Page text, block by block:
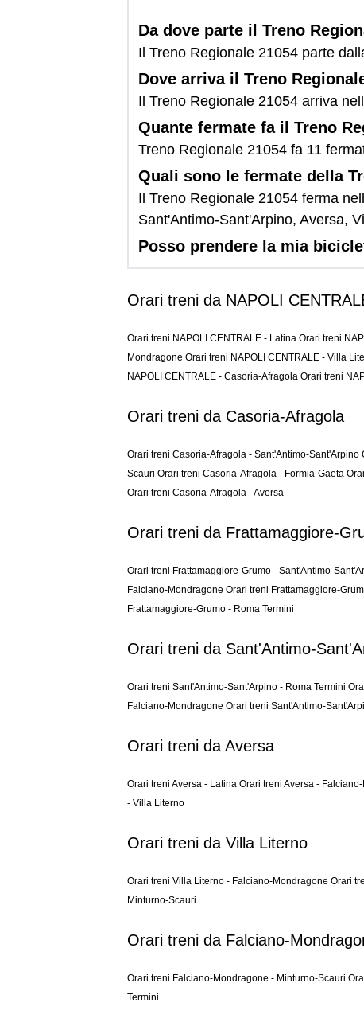
Da dove parte il Treno
Il Treno Regionale 21054 parte
Dove arriva il Treno
Il Treno Regionale 21054 arriva
Quante fermate fa il Treno
Treno Regionale 21054 fa 11
Quali sono le fermate della
Il Treno Regionale 21054 ferma
Sant'Antimo-Sant'Arpino, Aversa,
Posso prendere la mia
Orari treni da NAPOLI
Orari treni NAPOLI CENTRALE - Latina Orari treni
Mondragone Orari treni NAPOLI CENTRALE - Villa
NAPOLI CENTRALE - Casoria-Afragola Orari treni
Orari treni da Casoria-Afragola
Orari treni Casoria-Afragola - Sant'Antimo-Sant'Arpino
Scauri Orari treni Casoria-Afragola - Formia-Gaeta
Orari treni Casoria-Afragola - Aversa
Orari treni da Frattamaggiore-
Orari treni Frattamaggiore-Grumo - Sant'Antimo-
Falciano-Mondragone Orari treni Frattamaggiore-
Frattamaggiore-Grumo - Roma Termini
Orari treni da Sant'Antimo-
Orari treni Sant'Antimo-Sant'Arpino - Roma Termini
Falciano-Mondragone Orari treni Sant'Antimo-
Orari treni da Aversa
Orari treni Aversa - Latina Orari treni Aversa -
- Villa Literno
Orari treni da Villa Literno
Orari treni Villa Literno - Falciano-Mondragone Orari
Minturno-Scauri
Orari treni da Falciano-
Orari treni Falciano-Mondragone - Minturno-Scauri
Termini